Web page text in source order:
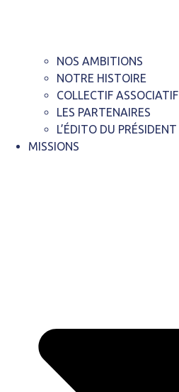
NOS AMBITIONS
NOTRE HISTOIRE
COLLECTIF ASSOCIATIF
LES PARTENAIRES
L’ÉDITO DU PRÉSIDENT
MISSIONS